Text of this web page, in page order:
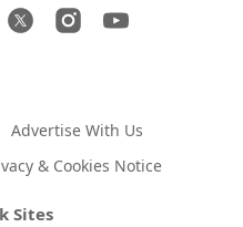
Advertise With Us
& Cookies Notice
Sites